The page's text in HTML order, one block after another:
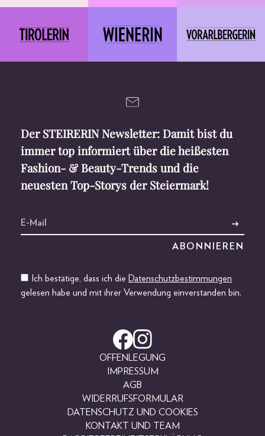
Der STEIRERIN Newsletter: Damit bist du
immer top informiert über die heißesten
Fashion- & Beauty-Trends und die
neuesten Top-Storys der Steiermark!
Ich bestätige, dass ich die Datenschutzbestimmungen
gelesen habe und mit ihrer Verwendung einverstanden bin.
OFFENLEGUNG
IMPRESSUM
AGB
WIDERRUFSFORMULAR
DATENSCHUTZ UND COOKIES
KONTAKT UND TEAM